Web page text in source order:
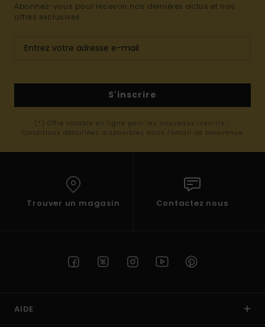
Abonnez-vous pour recevoir nos dernières actus et nos
offres exclusives.
S'inscrire
(*) Offre valable en ligne pour les nouveaux inscrits -
Conditions détaillées disponibles dans l'email de bienvenue
Trouver un magasin Contactez nous
AIDE